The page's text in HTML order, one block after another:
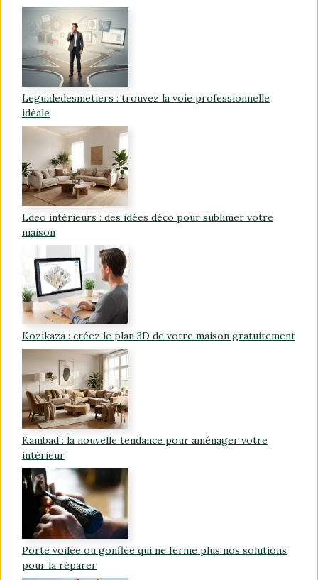
Leguidedesmetiers : trouvez la voie professionnelle
idéale
Ldeo intérieurs : des idées déco pour sublimer votre
maison
Kozikaza : créez le plan 3D de votre maison gratuitement
Kambad : la nouvelle tendance pour aménager votre
intérieur
Porte voilée ou gonflée qui ne ferme plus nos solutions
pour la réparer